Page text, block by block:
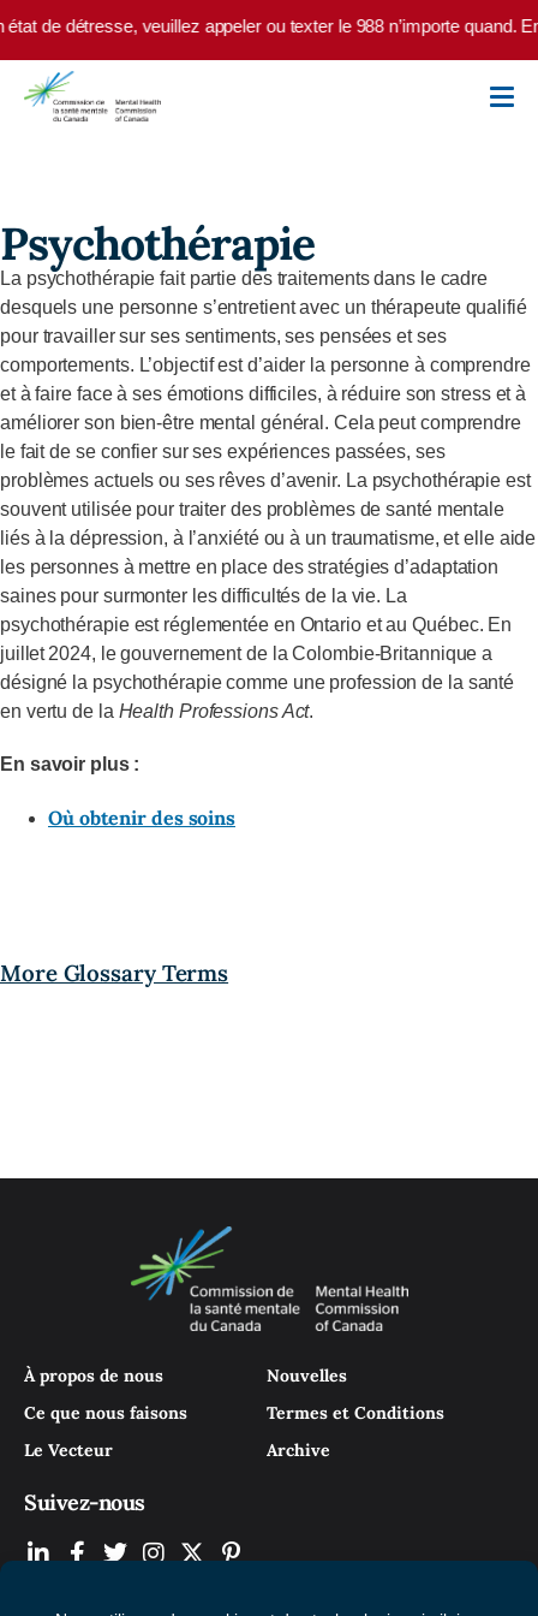
Skip to main content
de détresse, veuillez appeler ou texter le 988 n’importe quand.
Psychothérapie
La psychothérapie fait partie des traitements dans le cadre
desquels une personne s’entretient avec un thérapeute qualifié
pour travailler sur ses sentiments, ses pensées et ses
comportements. L’objectif est d’aider la personne à comprendre
et à faire face à ses émotions difficiles, à réduire son stress et à
améliorer son bien-être mental général. Cela peut comprendre
le fait de se confier sur ses expériences passées, ses
problèmes actuels ou ses rêves d’avenir. La psychothérapie est
souvent utilisée pour traiter des problèmes de santé mentale
liés à la dépression, à l’anxiété ou à un traumatisme, et elle aide
les personnes à mettre en place des stratégies d’adaptation
saines pour surmonter les difficultés de la vie. La
psychothérapie est réglementée en Ontario et au Québec. En
juillet 2024, le gouvernement de la Colombie-Britannique a
désigné la psychothérapie comme une profession de la santé
en vertu de la Health Professions Act.
En savoir plus :
Où obtenir des soins
More Glossary Terms
À propos de nous
Ce que nous faisons
Le Vecteur
Nouvelles
Termes et Conditions
Archive
Suivez-nous